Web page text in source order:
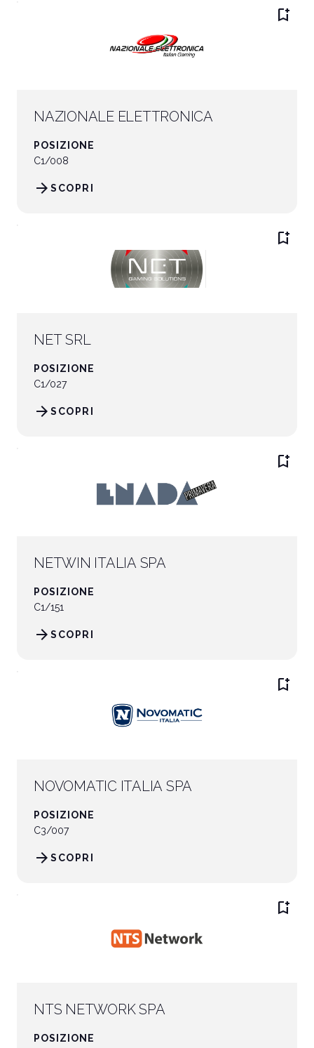
bookmark_add
NAZIONALE ELETTRONICA
POSIZIONE
C1/008
SCOPRI
arrow_forward
bookmark_add
NET SRL
POSIZIONE
C1/027
SCOPRI
arrow_forward
bookmark_add
NETWIN ITALIA SPA
POSIZIONE
C1/151
SCOPRI
arrow_forward
bookmark_add
NOVOMATIC ITALIA SPA
POSIZIONE
C3/007
SCOPRI
arrow_forward
bookmark_add
NTS NETWORK SPA
POSIZIONE